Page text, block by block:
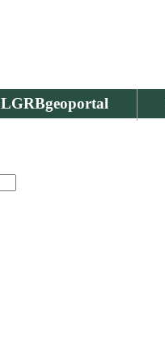
LGRBgeoportal